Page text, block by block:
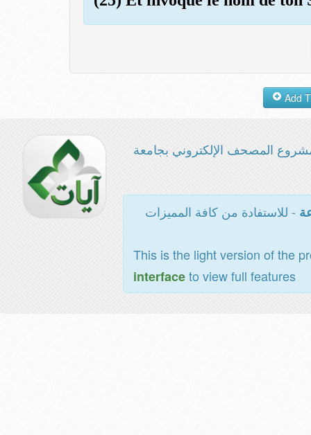
المصحف الإلكتروني بجامعة
- للاستفادة من كافة المميزات
This is the light version of the
interfaceto view full features